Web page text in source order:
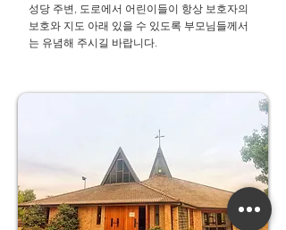
성당 주변, 도로에서 어린이들이 항상 보호자의
보호와 지도 아래 있을 수 있도록 부모님들께서
는 유념해 주시길 바랍니다.​